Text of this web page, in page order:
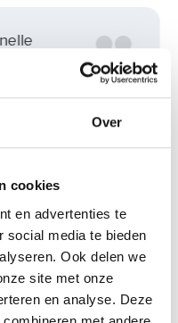
Over
cookies
en advertenties te
social media te bieden
Ook delen we
site met onze
en analyse. Deze
over
Katwijk